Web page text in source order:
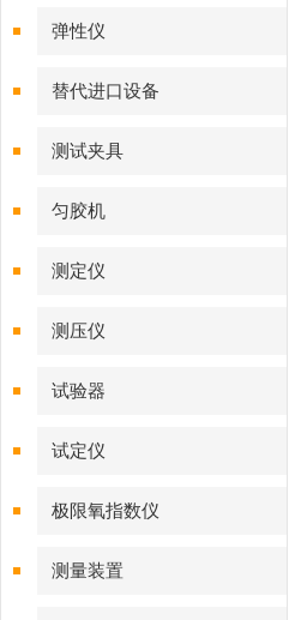
弹性仪
替代进口设备
测试夹具
匀胶机
测定仪‌
测压仪
试验器
试定仪
极限氧指数仪
测量装置